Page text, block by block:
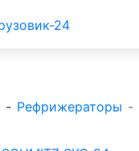
- Рефрижераторы -